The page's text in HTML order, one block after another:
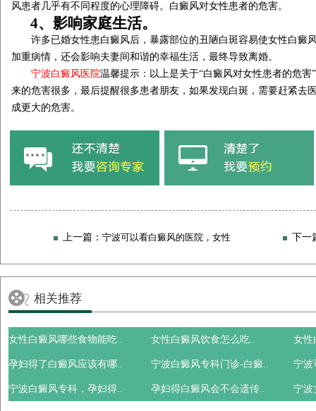
风患者几乎有不同程度的心理障碍。白癜风对女性患者的危害。
4、影响家庭生活。
许多已婚女性患白癜风后，暴露部位的丑陋白斑容易使女性白癜
加重病情，还会影响夫妻间和谐的幸福生活，最终导致离婚。
宁波白癜风医院温馨提示：以上是关于“白癜风对女性患者的危
来的危害很多，最后提醒很多患者朋友，如果发现白斑，需要赶紧去
成更大的危害。
上一篇： 宁波可以看白癜风的医院，女性
引发白癜风的原因有哪些?
下一
相关推荐
女性白癜风哪些食物能吃.. 女性白癜风饮食怎么吃.. 女性
孕妇得了白癜风应该有哪.. 宁波白癜风专科门诊-白癜.. 宁波
宁波白癜风专科，孕妇得.. 孕妇得白癜风会不会遗传.. 宁波